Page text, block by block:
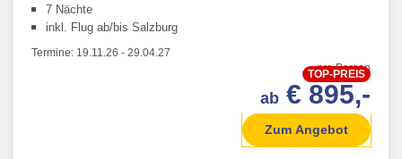
7 Nächte
inkl. Flug ab/bis Salzburg
Termine: 19.11.26 - 29.04.27
pro Person
TOP-PREIS
ab € 895,-
Zum Angebot